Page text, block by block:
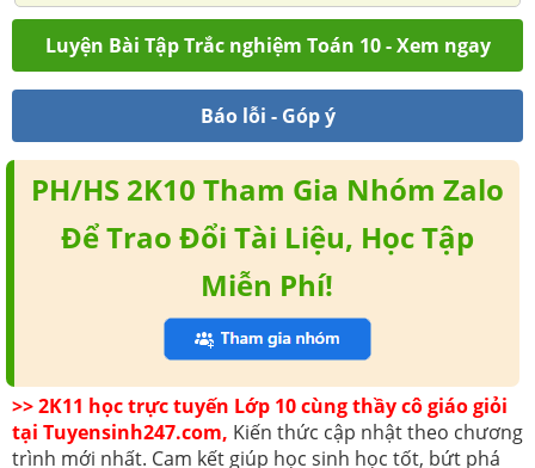
Luyện Bài Tập Trắc nghiệm Toán 10 - Xem ngay
Báo lỗi - Góp ý
PH/HS 2K10 Tham Gia Nhóm Zalo
Để Trao Đổi Tài Liệu, Học Tập
Miễn Phí!
>> 2K11 học trực tuyến Lớp 10 cùng thầy cô giáo giỏi
tại Tuyensinh247.com, Kiến thức cập nhật theo chương
trình mới nhất. Cam kết giúp học sinh học tốt, bứt phá